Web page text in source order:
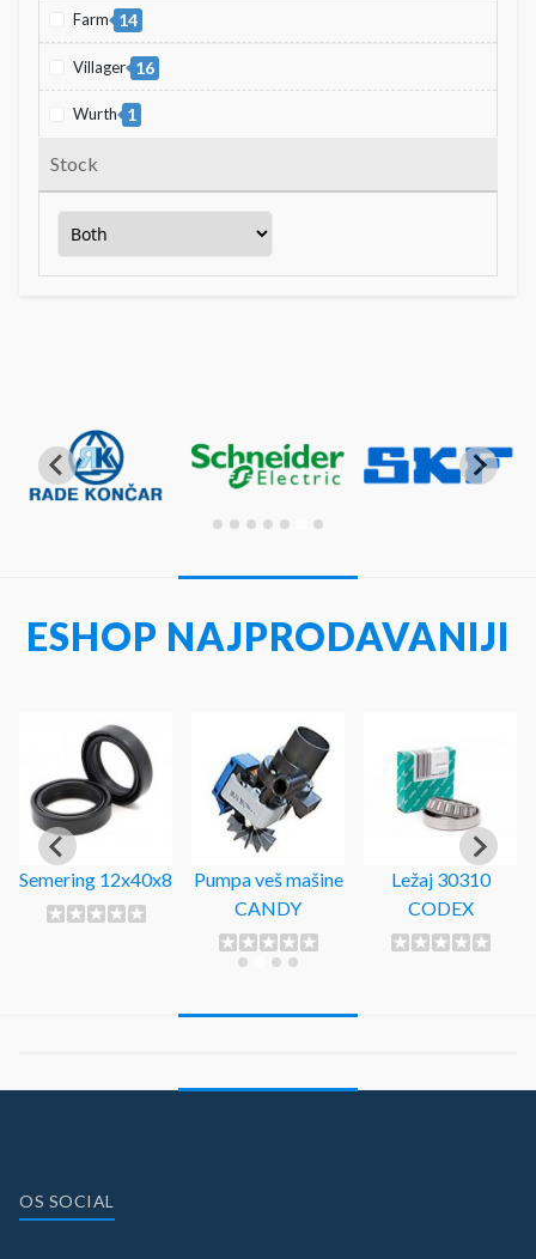
Farm 14
Villager 16
Wurth 1
Stock
ESHOP NAJPRODAVANIJI
Semering 12x40x8
Pumpa veš mašine
CANDY
Ležaj 30310
CODEX
OS SOCIAL